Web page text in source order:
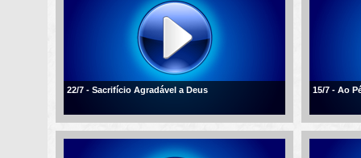
22/7 - Sacrifício Agradável a Deus 15/7 - Ao